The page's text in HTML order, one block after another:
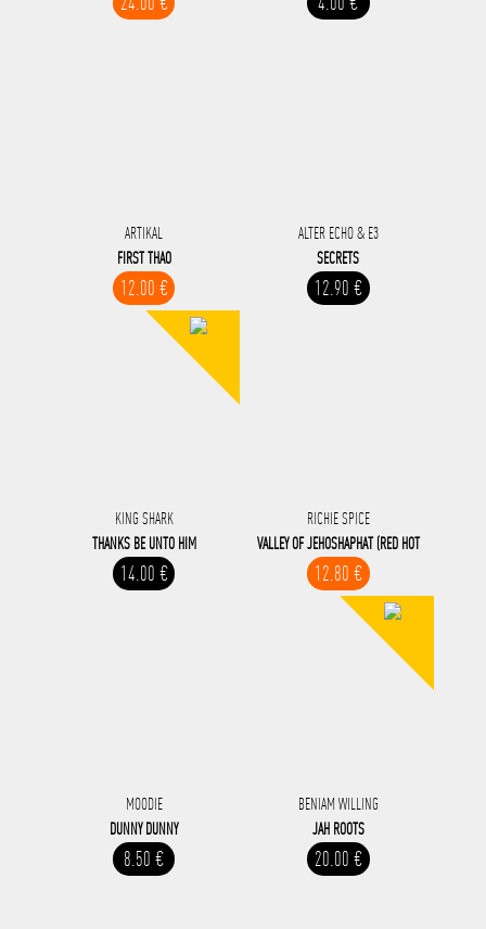
ARTIKAL
FIRST THAO
12.00 €
ALTER ECHO & E3
SECRETS
12.90 €
KING SHARK
THANKS BE UNTO HIM
14.00 €
RICHIE SPICE
VALLEY OF JEHOSHAPHAT (RED HOT
12.80 €
MOODIE
DUNNY DUNNY
8.50 €
BENIAM WILLING
JAH ROOTS
20.00 €